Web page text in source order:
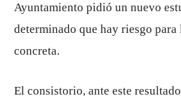
Ayuntamiento pidió un nuevo
determinado que hay riesgo para
concreta.
El consistorio, ante este